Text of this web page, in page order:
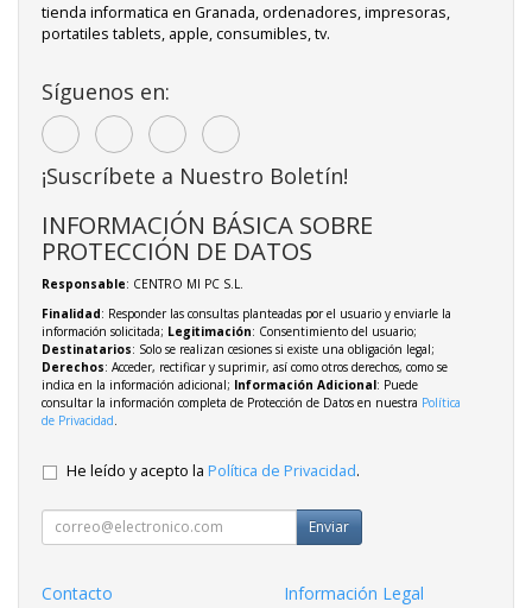
tienda informatica en Granada, ordenadores, impresoras,
portatiles tablets, apple, consumibles, tv.
Síguenos en:
¡Suscríbete a Nuestro Boletín!
INFORMACIÓN BÁSICA SOBRE
PROTECCIÓN DE DATOS
Responsable: CENTRO MI PC S.L.
Finalidad: Responder las consultas planteadas por el usuario y enviarle la
información solicitada; Legitimación: Consentimiento del usuario;
Destinatarios: Solo se realizan cesiones si existe una obligación legal;
Derechos: Acceder, rectificar y suprimir, así como otros derechos, como se
indica en la información adicional; Información Adicional: Puede
consultar la información completa de Protección de Datos en nuestra Política
de Privacidad
He leído y acepto la Política de Privacidad.
Enviar
Contacto
Información Legal